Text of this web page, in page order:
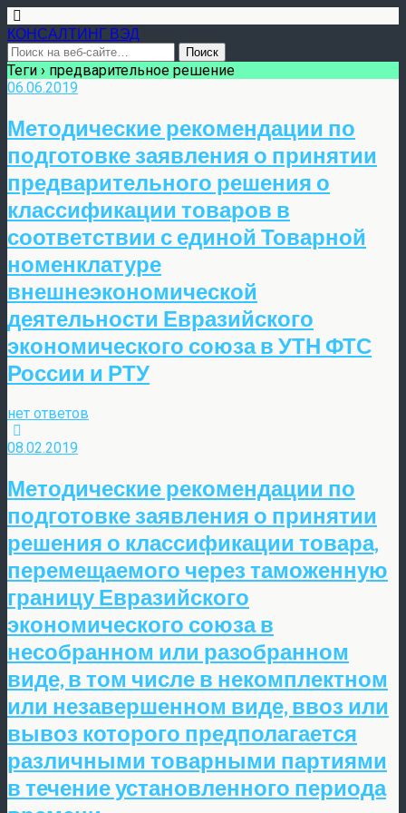
КОНСАЛТИНГ ВЭД
Теги › предварительное решение
06.06.2019
Методические рекомендации по
подготовке заявления о принятии
предварительного решения о
классификации товаров в
соответствии с единой Товарной
номенклатуре
внешнеэкономической
деятельности Евразийского
экономического союза в УТН ФТС
России и РТУ
нет ответов
08.02.2019
Методические рекомендации по
подготовке заявления о принятии
решения о классификации товара,
перемещаемого через таможенную
границу Евразийского
экономического союза в
несобранном или разобранном
виде, в том числе в некомплектном
или незавершенном виде, ввоз или
вывоз которого предполагается
различными товарными партиями
в течение установленного периода